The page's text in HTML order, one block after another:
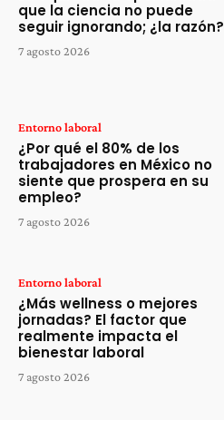
que la ciencia no puede
seguir ignorando; ¿la razón?
7 agosto 2026
Entorno laboral
¿Por qué el 80% de los
trabajadores en México no
siente que prospera en su
empleo?
7 agosto 2026
Entorno laboral
¿Más wellness o mejores
jornadas? El factor que
realmente impacta el
bienestar laboral
7 agosto 2026